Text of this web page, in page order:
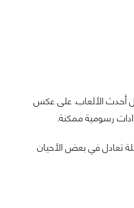
أحدث الألعاب. على عكس
رسومية ممكنة.
تعادل في بعض الأحيان